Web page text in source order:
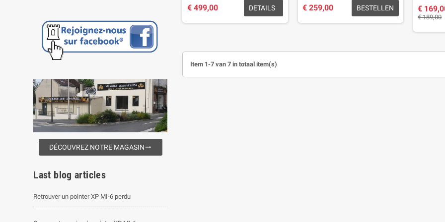
DÉCOUVREZ NOTRE MAGASINtrending_flat
Last blog articles
Retrouver un pointer XP MI-6 perdu
€ 499,00 DETAILS € 259,00 BESTELLEN €
€ 189,00
Item 1-7 van 7 in totaal item(s)